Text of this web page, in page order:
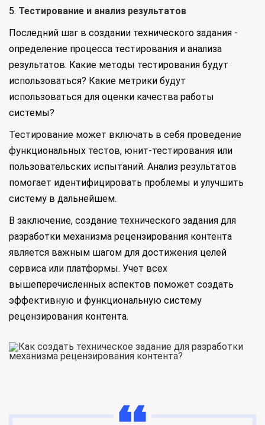
5. Тестирование и анализ результатов
Последний шаг в создании технического задания -
определение процесса тестирования и анализа
результатов. Какие методы тестирования будут
использоваться? Какие метрики будут
использоваться для оценки качества работы
системы?
Тестирование может включать в себя проведение
функциональных тестов, юнит-тестирования или
пользовательских испытаний. Анализ результатов
помогает идентифицировать проблемы и улучшить
систему в дальнейшем.
В заключение, создание технического задания для
разработки механизма рецензирования контента
является важным шагом для достижения целей
сервиса или платформы. Учет всех
вышеперечисленных аспектов поможет создать
эффективную и функциональную систему
рецензирования контента.